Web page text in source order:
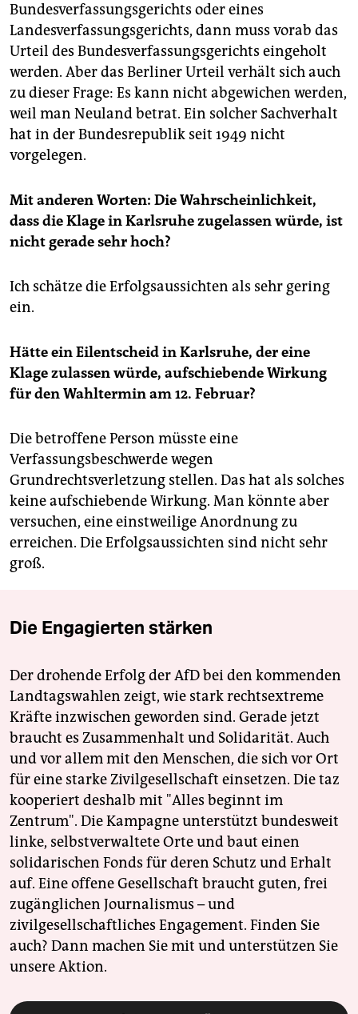
Bundesverfassungsgerichts oder eines
Landesverfassungsgerichts, dann muss vorab das
Urteil des Bundesverfassungsgerichts eingeholt
werden. Aber das Berliner Urteil verhält sich auch
zu dieser Frage: Es kann nicht abgewichen werden,
weil man Neuland betrat. Ein solcher Sachverhalt
hat in der Bundesrepublik seit 1949 nicht
vorgelegen.
Mit anderen Worten: Die Wahrscheinlichkeit,
dass die Klage in Karlsruhe zugelassen würde, ist
nicht gerade sehr hoch?
Ich schätze die Erfolgsaussichten als sehr gering
ein.
Hätte ein Eilentscheid in Karlsruhe, der eine
Klage zulassen würde, aufschiebende Wirkung
für den Wahltermin am 12. Februar?
Die betroffene Person müsste eine
Verfassungsbeschwerde wegen
Grundrechtsverletzung stellen. Das hat als solches
keine aufschiebende Wirkung. Man könnte aber
versuchen, eine einstweilige Anordnung zu
erreichen. Die Erfolgsaussichten sind nicht sehr
groß.
Die Engagierten stärken
Der drohende Erfolg der AfD bei den kommenden
Landtagswahlen zeigt, wie stark rechtsextreme
Kräfte inzwischen geworden sind. Gerade jetzt
braucht es Zusammenhalt und Solidarität. Auch
und vor allem mit den Menschen, die sich vor Ort
für eine starke Zivilgesellschaft einsetzen. Die taz
kooperiert deshalb mit "Alles beginnt im
Zentrum". Die Kampagne unterstützt bundesweit
linke, selbstverwaltete Orte und baut einen
solidarischen Fonds für deren Schutz und Erhalt
auf. Eine offene Gesellschaft braucht guten, frei
zugänglichen Journalismus – und
zivilgesellschaftliches Engagement. Finden Sie
auch? Dann machen Sie mit und unterstützen Sie
unsere Aktion.